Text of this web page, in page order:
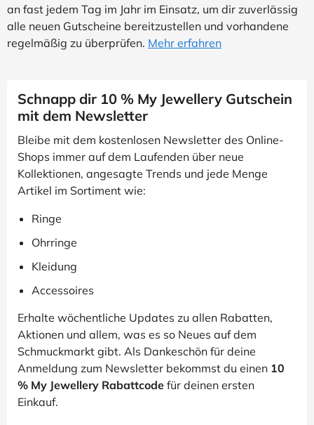
an fast jedem Tag im Jahr im Einsatz, um dir zuverlässig
alle neuen Gutscheine bereitzustellen und vorhandene
regelmäßig zu überprüfen. Mehr erfahren
Schnapp dir 10 % My Jewellery Gutschein
mit dem Newsletter
Bleibe mit dem kostenlosen Newsletter des Online-
Shops immer auf dem Laufenden über neue
Kollektionen, angesagte Trends und jede Menge
Artikel im Sortiment wie:
Ringe
Ohrringe
Kleidung
Accessoires
Erhalte wöchentliche Updates zu allen Rabatten,
Aktionen und allem, was es so Neues auf dem
Schmuckmarkt gibt. Als Dankeschön für deine
Anmeldung zum Newsletter bekommst du einen 10
% My Jewellery Rabattcode für deinen ersten
Einkauf.